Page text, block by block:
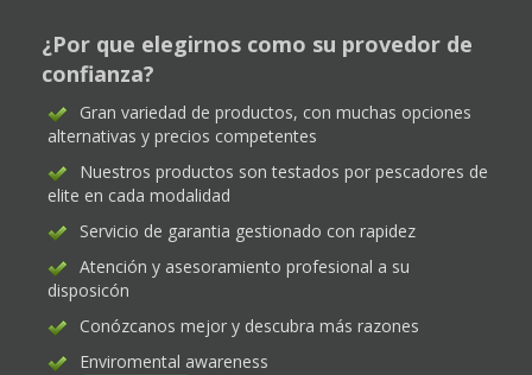
¿Por que elegirnos como su provedor de
confianza?
Gran variedad de productos, con muchas opciones
alternativas y precios competentes
Nuestros productos son testados por pescadores de
elite en cada modalidad
Servicio de garantia gestionado con rapidez
Atención y asesoramiento profesional a su
disposicón
Conózcanos mejor y descubra más razones
Enviromental awareness